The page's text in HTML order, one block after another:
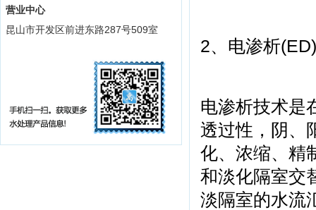
2、电渗析(ED)
电渗析技术是
透过性，阴、
化、浓缩、精
和淡化隔室交
淡隔室的水流
营业中心
昆山市开发区前进东路287号509室